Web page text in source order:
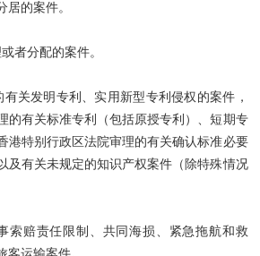
居的案件。
者分配的案件。
关发明专利、实用新型专利侵权的案件，
的有关标准专利（包括原授专利）、短期专
港特别行政区法院审理的有关确认标准必要
及有关未规定的知识产权案件（除特殊情况
索赔责任限制、共同海损、紧急拖航和救